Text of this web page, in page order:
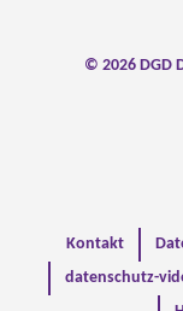
© 2026 DGD
Kontakt
datenschutz-